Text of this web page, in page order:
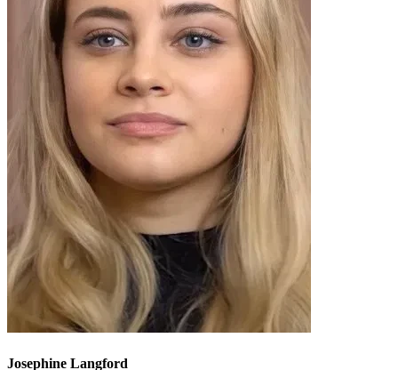
Josephine Langford